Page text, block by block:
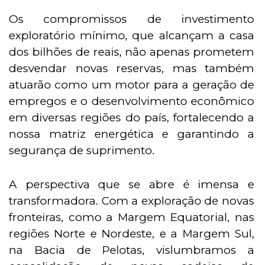
Os compromissos de investimento
exploratório mínimo, que alcançam a casa
dos bilhões de reais, não apenas prometem
desvendar novas reservas, mas também
atuarão como um motor para a geração de
empregos e o desenvolvimento econômico
em diversas regiões do país, fortalecendo a
nossa matriz energética e garantindo a
segurança de suprimento.
A perspectiva que se abre é imensa e
transformadora. Com a exploração de novas
fronteiras, como a Margem Equatorial, nas
regiões Norte e Nordeste, e a Margem Sul,
na Bacia de Pelotas, vislumbramos a